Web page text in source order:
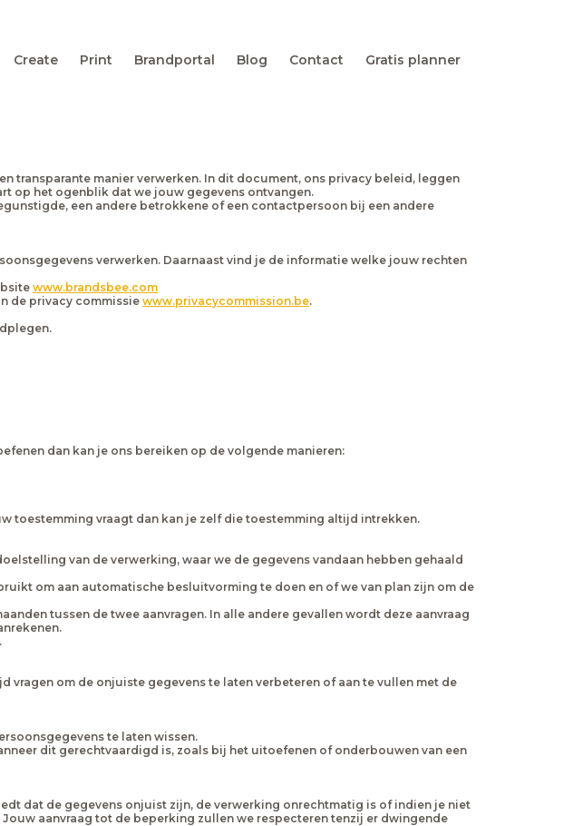
Create Print Brandportal Blog Contact Gratis planner
transparante manier verwerken. In dit document, ons privacy beleid, leggen
op het ogenblik dat we jouw gegevens ontvangen.
een andere betrokkene of een contactpersoon bij een andere
verwerken. Daarnaast vind je de informatie welke jouw rechten
www.brandsbee.com
de privacy commissie www.privacycommission.be.
dan kan je ons bereiken op de volgende manieren:
toestemming vraagt dan kan je zelf die toestemming altijd intrekken.
van de verwerking, waar we de gegevens vandaan hebben gehaald
om aan automatische besluitvorming te doen en of we van plan zijn om de
tussen de twee aanvragen. In alle andere gevallen wordt deze aanvraag
vragen om de onjuiste gegevens te laten verbeteren of aan te vullen met de
te laten wissen.
dit gerechtvaardigd is, zoals bij het uitoefenen of onderbouwen van een
dat de gegevens onjuist zijn, de verwerking onrechtmatig is of indien je niet
aanvraag tot de beperking zullen we respecteren tenzij er dwingende